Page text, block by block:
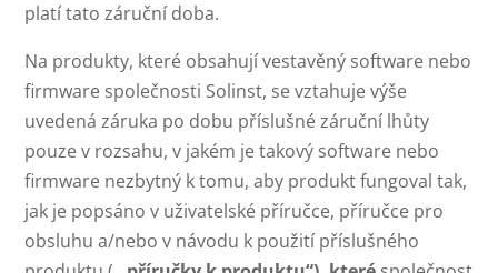
platí tato záruční doba.
Na produkty, které obsahují vestavěný software nebo
firmware společnosti Solinst, se vztahuje výše
uvedená záruka po dobu příslušné záruční lhůty
pouze v rozsahu, v jakém je takový software nebo
firmware nezbytný k tomu, aby produkt fungoval tak,
jak je popsáno v uživatelské příručce, příručce pro
obsluhu a/nebo v návodu k použití příslušného